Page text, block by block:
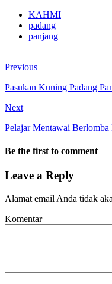
KAHMI
padang
panjang
Previous
Pasukan Kuning Padang
Next
Pelajar Mentawai Berlomba
Be the first to comment
Leave a Reply
Alamat email Anda tidak
Komentar